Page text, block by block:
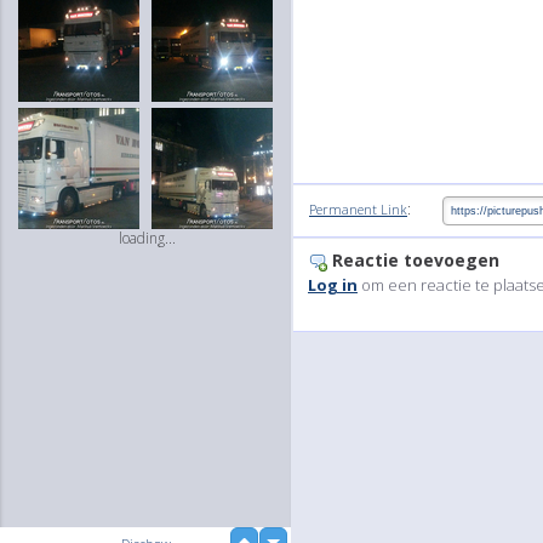
loading...
Permanent Link:
Reactie toevoegen
Log in om een reactie te